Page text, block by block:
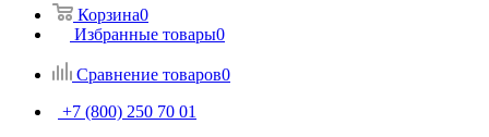
Корзина0
Избранные товары0
Сравнение товаров0
+7 (800) 250 70 01